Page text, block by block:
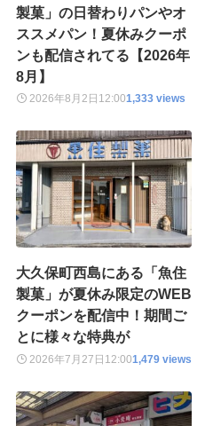
製菓」の日替わりパンやオ
ススメパン！夏休みクーポ
ンも配信されてる【2026年
8月】
2026年8月2日 12:001,333 views
大久保町西島にある「魚住
製菓」が夏休み限定のWEB
クーポンを配信中！期間ご
とに様々な特典が
2026年7月27日 12:001,479 views